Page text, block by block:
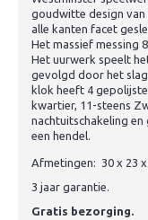
goudwitte design van
alle kanten facet
Het massief messing
Het uurwerk speelt
gevolgd door het
klok heeft 4
kwartier, 11-steens
nachtuitschakeling en
een hendel.
Afmetingen: 30 x 23 x
3 jaar garantie.
Gratis bezorging.